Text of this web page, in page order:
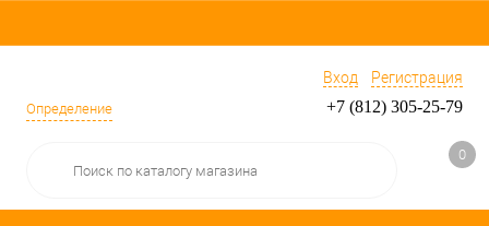
Определение
Вход Регистрация
+7 (812) 305-25-79
0